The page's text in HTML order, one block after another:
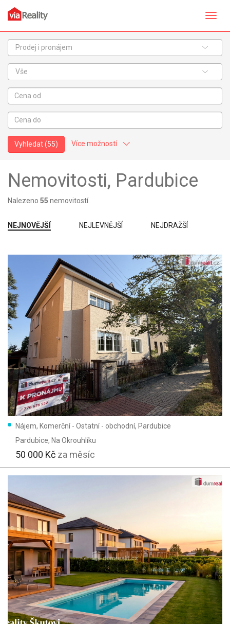
Prodej i pronájem
Vše
Vyhledat(55) Více možností
Vyhledat(55)
Vymazat vyhledávání
Nemovitosti, Pardubice
Nalezeno 55 nemovitostí.
NEJNOVĚJŠÍ NEJLEVNĚJŠÍ NEJDRAŽŠÍ
Nájem, Komerční - Ostatní - obchodní, Pardubice
Pardubice, Na Okrouhlíku
50 000 Kč za měsíc